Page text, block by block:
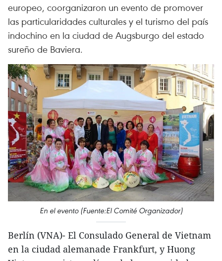
europeo, coorganizaron un evento de promover
las particularidades culturales y el turismo del país
indochino en la ciudad de Augsburgo del estado
sureño de Baviera.
En el evento (Fuente:El Comité Organizador)
Berlín (VNA)- El Consulado General de Vietnam
en la ciudad alemanade Frankfurt, y Huong